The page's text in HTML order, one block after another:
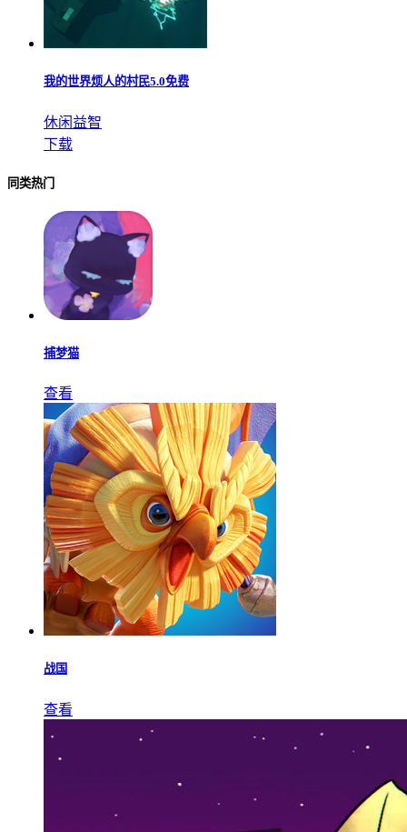
我的世界烦人的村民5.0免费
休闲益智
下载
同类热门
捕梦猫
查看
战国
查看